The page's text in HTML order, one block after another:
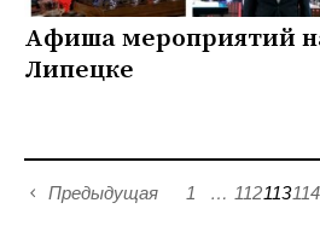
Афиша мероприятий
Липецке
Предыдущая 1 … 112113114